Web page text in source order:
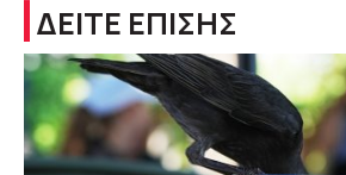
ΔΕΙΤΕ ΕΠΙΣΗΣ